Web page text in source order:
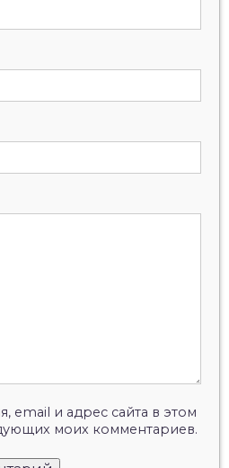
email и адрес сайта в этом
моих комментариев.